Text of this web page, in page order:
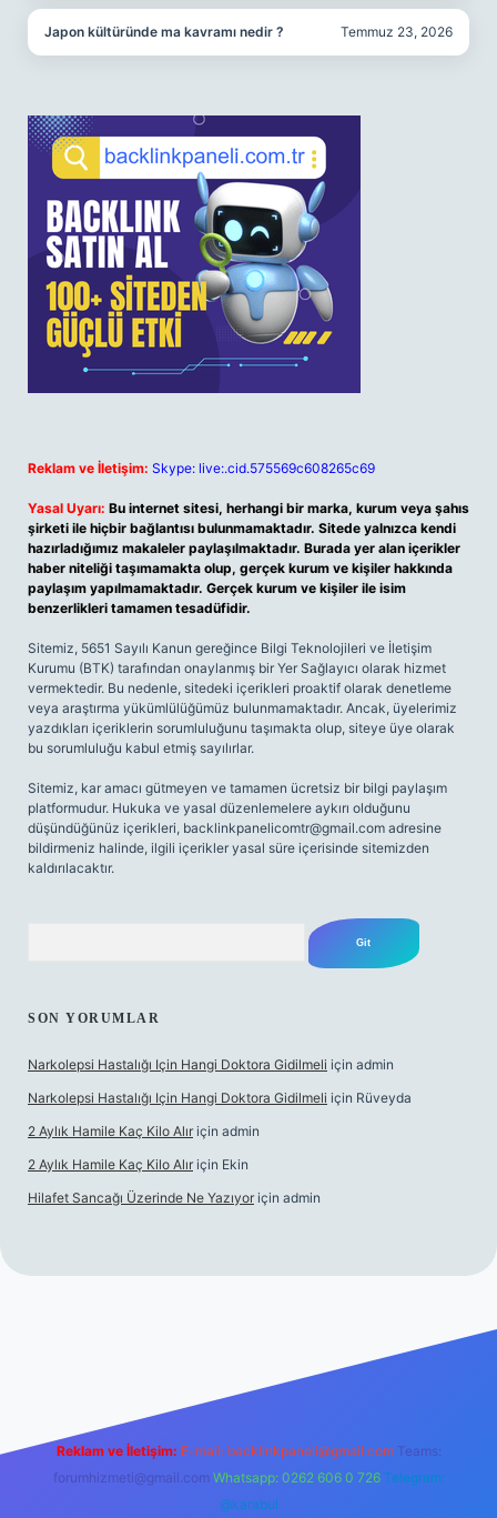
Japon kültüründe ma kavramı nedir ? Temmuz 23, 2026
Reklam ve İletişim: Skype: live:.cid.575569c608265c69
Yasal Uyarı: Bu internet sitesi, herhangi bir marka, kurum veya şahıs
şirketi ile hiçbir bağlantısı bulunmamaktadır. Sitede yalnızca kendi
hazırladığımız makaleler paylaşılmaktadır. Burada yer alan içerikler
haber niteliği taşımamakta olup, gerçek kurum ve kişiler hakkında
paylaşım yapılmamaktadır. Gerçek kurum ve kişiler ile isim
benzerlikleri tamamen tesadüfidir.
Sitemiz, 5651 Sayılı Kanun gereğince Bilgi Teknolojileri ve İletişim
Kurumu (BTK) tarafından onaylanmış bir Yer Sağlayıcı olarak hizmet
vermektedir. Bu nedenle, sitedeki içerikleri proaktif olarak denetleme
veya araştırma yükümlülüğümüz bulunmamaktadır. Ancak, üyelerimiz
yazdıkları içeriklerin sorumluluğunu taşımakta olup, siteye üye olarak
bu sorumluluğu kabul etmiş sayılırlar.
Sitemiz, kar amacı gütmeyen ve tamamen ücretsiz bir bilgi paylaşım
platformudur. Hukuka ve yasal düzenlemelere aykırı olduğunu
düşündüğünüz içerikleri, backlinkpanelicomtr@gmail.com adresine
bildirmeniz halinde, ilgili içerikler yasal süre içerisinde sitemizden
kaldırılacaktır.
SON YORUMLAR
Narkolepsi Hastalığı Için Hangi Doktora Gidilmeli için admin
Narkolepsi Hastalığı Için Hangi Doktora Gidilmeli için Rüveyda
2 Aylık Hamile Kaç Kilo Alır için admin
2 Aylık Hamile Kaç Kilo Alır için Ekin
Hilafet Sancağı Üzerinde Ne Yazıyor için admin
Reklam ve İletişim: E-mail: backlinkpaneli@gmail.com Teams:
forumhizmeti@gmail.com Whatsapp: 0262 606 0 726 Telegram:
@karabul